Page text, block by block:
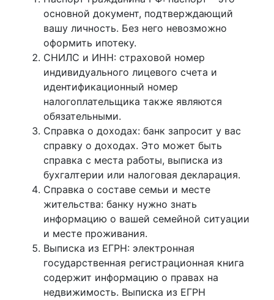
основной документ, подтверждающий
вашу личность. Без него невозможно
оформить ипотеку.
СНИЛС и ИНН: страховой номер
индивидуального лицевого счета и
идентификационный номер
налогоплательщика также являются
обязательными.
Справка о доходах: банк запросит у вас
справку о доходах. Это может быть
справка с места работы, выписка из
бухгалтерии или налоговая декларация.
Справка о составе семьи и месте
жительства: банку нужно знать
информацию о вашей семейной ситуации
и месте проживания.
Выписка из ЕГРН: электронная
государственная регистрационная книга
содержит информацию о правах на
недвижимость. Выписка из ЕГРН